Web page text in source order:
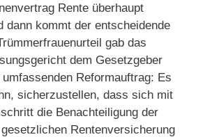
Rente überhaupt
dann kommt der entscheidende
gab das
dem Gesetzgeber
Reformauftrag: Es
sicherzustellen, dass sich mit
die Benachteiligung der
Rentenversicherung